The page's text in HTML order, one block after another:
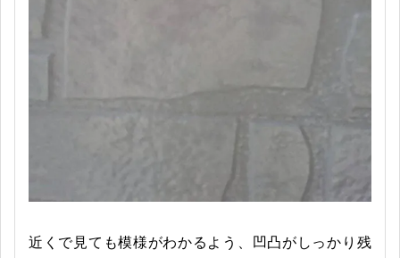
近くで見ても模様がわかるよう、凹凸がしっかり残